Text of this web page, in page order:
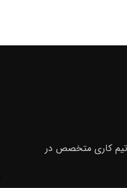
تیم کاری متخصص در